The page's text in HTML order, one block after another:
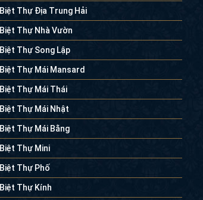
Biệt Thự Địa Trung Hải
Biệt Thự Nhà Vườn
Biệt Thự Song Lập
Biệt Thự Mái Mansard
Biệt Thự Mái Thái
Biệt Thự Mái Nhật
Biệt Thự Mái Bằng
Biệt Thự Mini
Biệt Thự Phố
Biệt Thự Kính